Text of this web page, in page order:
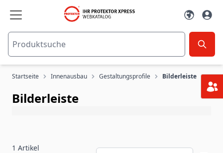
Zum Inhalt springen
Startseite Innenausbau Gestaltungsprofile Bilderleiste
Bilderleiste
1 Artikel